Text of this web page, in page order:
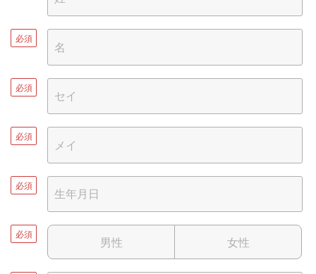
必須
必須
必須
必須
必須
男性 女性